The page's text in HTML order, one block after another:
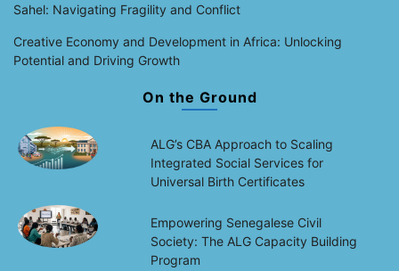
Sahel: Navigating Fragility and Conflict
Creative Economy and Development in Africa: Unlocking
Potential and Driving Growth
On the Ground
ALG’s CBA Approach to Scaling
Integrated Social Services for
Universal Birth Certificates
Empowering Senegalese Civil
Society: The ALG Capacity Building
Program